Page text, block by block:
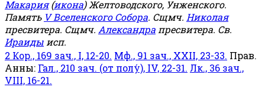
Макария(икона) Желтоводского, Унженского.
Память V Вселенского Собора. Сщмч. Николая
пресвитера. Сщмч. Александра пресвитера. Св.
Ираиды исп.
2 Кор., 169 зач., I, 12-20. Мф., 91 зач., XXII, 23-33. Прав.
Анны: Гал., 210 зач. (от полу́), IV, 22-31. Лк., 36 зач.,
VIII, 16-21.